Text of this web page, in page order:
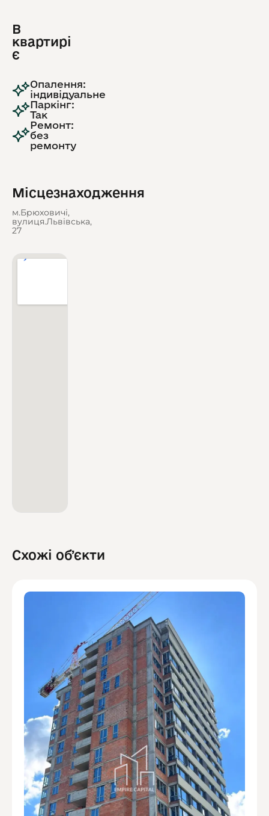
В
квартирі
є
Опалення:
індивідуальне
Паркінг:
Так
Ремонт:
без
ремонту
Місцезнаходження
м.Брюховичі,
вулиця.Львівська,
27
Схожі обʼєкти